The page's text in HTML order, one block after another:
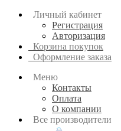
Личный кабинет
Регистрация
Авторизация
Корзина покупок
Оформление заказа
Меню
Контакты
Оплата
О компании
Все производители